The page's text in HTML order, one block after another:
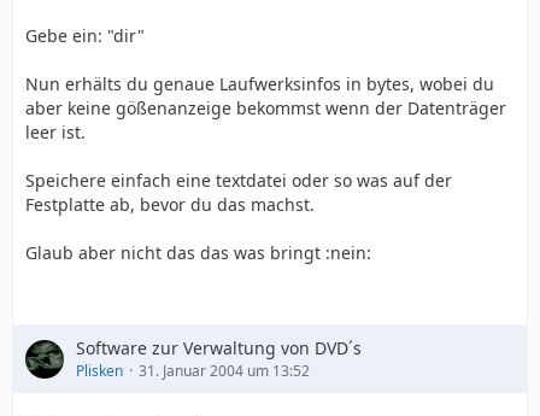
Gebe ein: "dir"
Nun erhälts du genaue Laufwerksinfos in bytes, wobei du
aber keine gößenanzeige bekommst wenn der Datenträger
leer ist.
Speichere einfach eine textdatei oder so was auf der
Festplatte ab, bevor du das machst.
Glaub aber nicht das das was bringt :nein:
Software zur Verwaltung von DVD´s
Plisken 31. Januar 2004 um 13:52